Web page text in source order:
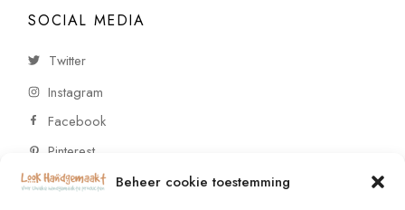
Beheer cookie toestemming
SOCIAL MEDIA
Twitter
Instagram
Facebook
Pinterest